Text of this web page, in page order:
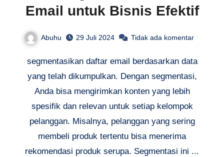
Email untuk Bisnis Efektif
Abuhu 29 Juli 2024 Tidak ada komentar
segmentasikan daftar email berdasarkan data
yang telah dikumpulkan. Dengan segmentasi,
Anda bisa mengirimkan konten yang lebih
spesifik dan relevan untuk setiap kelompok
pelanggan. Misalnya, pelanggan yang sering
membeli produk tertentu bisa menerima
rekomendasi produk serupa. Segmentasi ini ...